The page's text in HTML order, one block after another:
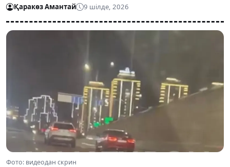
Қаракөз Амантай 9 шілде, 2026
Фото: видеодан скрин